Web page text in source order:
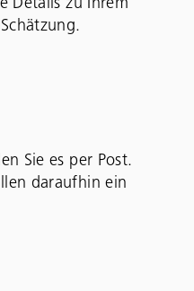
Details zu Ihrem
Sie es per Post.
daraufhin ein